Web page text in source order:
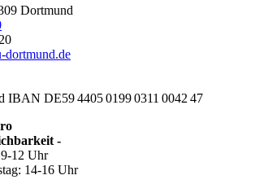
Dortmund
dortmund.de
IBAN DE59 4405 0199 0311 0042 47
-
12 Uhr
14-16 Uhr